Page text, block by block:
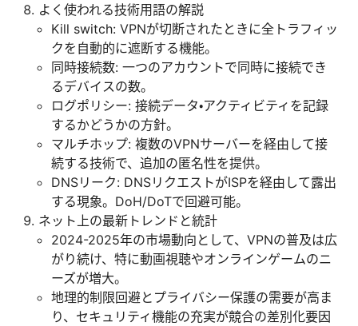
よく使われる技術用語の解説
Kill switch: VPNが切断されたときに全トラフィッ
クを自動的に遮断する機能。
同時接続数: 一つのアカウントで同時に接続でき
るデバイスの数。
ログポリシー: 接続データ・アクティビティを記録
するかどうかの方針。
マルチホップ: 複数のVPNサーバーを経由して接
続する技術で、追加の匿名性を提供。
DNSリーク: DNSリクエストがISPを経由して露出
する現象。DoH/DoTで回避可能。
ネット上の最新トレンドと統計
2024-2025年の市場動向として、VPNの普及は広
がり続け、特に動画視聴やオンラインゲームのニ
ーズが増大。
地理的制限回避とプライバシー保護の需要が高ま
り、セキュリティ機能の充実が競合の差別化要因